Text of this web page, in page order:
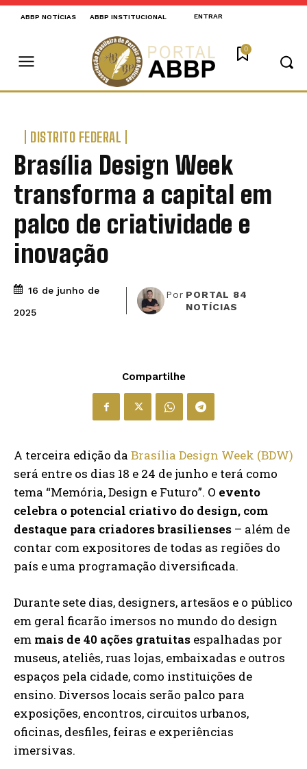
ABBP NOTÍCIAS ABBP INSTITUCIONAL ENTRAR
0
DISTRITO FEDERAL
Brasília Design Week
transforma a capital em
palco de criatividade e
inovação
16 de junho de
2025
Por PORTAL 84
NOTÍCIAS
Compartilhe
A terceira edição da Brasília Design Week (BDW)
será entre os dias 18 e 24 de junho e terá como
tema “Memória, Design e Futuro”. O evento
celebra o potencial criativo do design, com
destaque para criadores brasilienses – além de
contar com expositores de todas as regiões do
país e uma programação diversificada.
Durante sete dias, designers, artesãos e o público
em geral ficarão imersos no mundo do design
em mais de 40 ações gratuitas espalhadas por
museus, ateliês, ruas lojas, embaixadas e outros
espaços pela cidade, como instituições de
ensino. Diversos locais serão palco para
exposições, encontros, circuitos urbanos,
oficinas, desfiles, feiras e experiências
imersivas.